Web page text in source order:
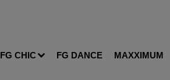
FG CHIC FG DANCE MAXXIMUM